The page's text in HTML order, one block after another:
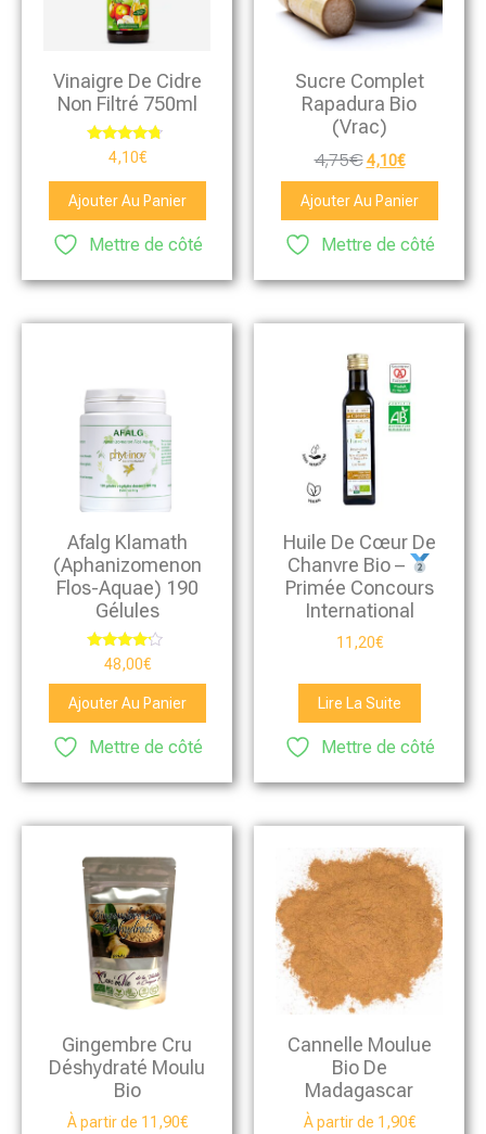
Vinaigre De Cidre
Non Filtré 750ml
Note
4.50
sur 5
4,10€
Ajouter Au Panier
Mettre de côté
Sucre Complet
Rapadura Bio
(vrac)
4,75€ 4,10€
Ajouter Au Panier
Mettre de côté
Afalg Klamath
(Aphanizomenon
Flos-Aquae) 190
Gélules
Note
4.00
sur 5
48,00€
Ajouter Au Panier
Mettre de côté
Huile De Cœur De
Chanvre Bio –
Primée Concours
International
11,20€
Lire La Suite
Mettre de côté
Gingembre Cru
Déshydraté Moulu
Bio
À partir de 11,90€
Cannelle Moulue
Bio De
Madagascar
À partir de 1,90€